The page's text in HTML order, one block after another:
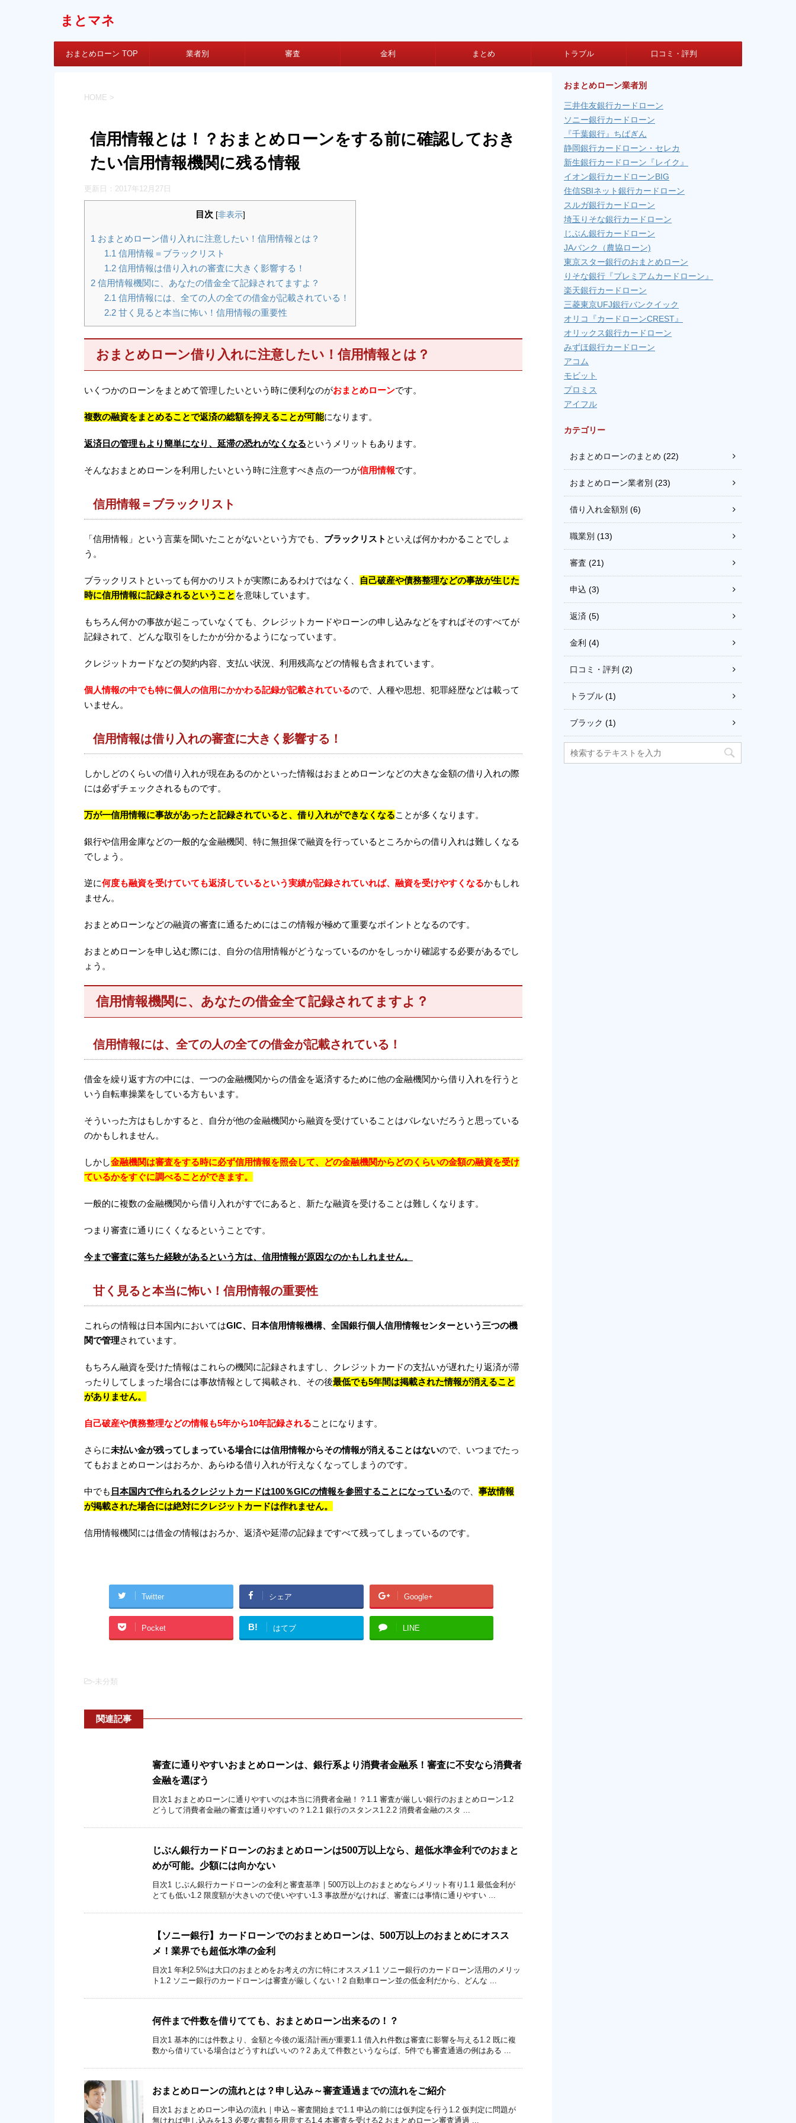
まとマネ
おまとめローン TOP 業者別 審査 金利 まとめ トラブル 口コミ・評判
HOME >
信用情報とは！？おまとめローンをする前に確認しておき
たい信用情報機関に残る情報
更新日： 2017年12月27日
目次 [非表示]
1 おまとめローン借り入れに注意したい！信用情報とは？
1.1 信用情報＝ブラックリスト
1.2信用情報は借り入れの審査に大きく影響する！
2 信用情報機関に、あなたの借金全て記録されてますよ？
2.1 信用情報には、全ての人の全ての借金が記載されている！
2.2甘く見ると本当に怖い！信用情報の重要性
おまとめローン借り入れに注意したい！信用情報とは？
いくつかのローンをまとめて管理したいという時に便利なのがおまとめローンです。
複数の融資をまとめることで返済の総額を抑えることが可能になります。
返済日の管理もより簡単になり、延滞の恐れがなくなるというメリットもあります。
そんなおまとめローンを利用したいという時に注意すべき点の一つが信用情報です。
信用情報＝ブラックリスト
「信用情報」という言葉を聞いたことがないという方でも、 ブラックリスト といえば何かわかることでしょ
う。
ブラックリストといっても何かのリストが実際にあるわけではなく、
自己破産や債務整理などの事故が生じた
時に信用情報に記録されるということ を意味しています。
もちろん何かの事故が起こっていなくても、クレジットカードやローンの申し込みなどをすればそのすべてが
記録されて、どんな取引をしたかが分かるようになっています。
クレジットカードなどの契約内容、支払い状況、利用残高などの情報も含まれています。
個人情報の中でも特に個人の信用にかかわる記録が記載されているので、人種や思想、犯罪経歴などは載って
いません。
信用情報は借り入れの審査に大きく影響する！
しかしどのくらいの借り入れが現在あるのかといった情報はおまとめローンなどの大きな金額の借り入れの際
には必ずチェックされるものです。
万が一信用情報に事故があったと記録されていると、借り入れができなくなることが多くなります。
銀行や信用金庫などの一般的な金融機関、特に無担保で融資を行っているところからの借り入れは難しくなる
でしょう。
逆に何度も融資を受けていても返済しているという実績が記録されていれば、融資を受けやすくなるかもしれ
ません。
おまとめローンなどの融資の審査に通るためにはこの情報が極めて重要なポイントとなるのです。
おまとめローンを申し込む際には、自分の信用情報がどうなっているのかをしっかり確認する必要があるでし
ょう。
信用情報機関に、あなたの借金全て記録されてますよ？
信用情報には、全ての人の全ての借金が記載されている！
借金を繰り返す方の中には、一つの金融機関からの借金を返済するために他の金融機関から借り入れを行うと
いう自転車操業をしている方もいます。
そういった方はもしかすると、自分が他の金融機関から融資を受けていることはバレないだろうと思っている
のかもしれません。
しかし金融機関は審査をする時に必ず信用情報を照会して、どの金融機関からどのくらいの金額の融資を受け
ているかをすぐに調べることができます。
一般的に複数の金融機関から借り入れがすでにあると、新たな融資を受けることは難しくなります。
つまり審査に通りにくくなるということです。
今まで審査に落ちた経験があるという方は、信用情報が原因なのかもしれません。
甘く見ると本当に怖い！信用情報の重要性
これらの情報は日本国内においてはGIC、日本信用情報機構、全国銀行個人信用情報センターという三つの機
関で管理されています。
もちろん融資を受けた情報はこれらの機関に記録されますし、クレジットカードの支払いが遅れたり返済が滞
ったりしてしまった場合には事故情報として掲載され、その後最低でも5年間は掲載された情報が消えること
がありません。
自己破産や債務整理などの情報も5年から10年記録されることになります。
さらに未払い金が残ってしまっている場合には信用情報からその情報が消えることはないので、いつまでたっ
てもおまとめローンはおろか、あらゆる借り入れが行えなくなってしまうのです。
中でも 日本国内で作られるクレジットカードは100％GICの情報を参照することになっているので、 事故情報
が掲載された場合には絶対にクレジットカードは作れません。
信用情報機関には借金の情報はおろか、返済や延滞の記録まですべて残ってしまっているのです。
Twitter シェア Google+
Pocket B! はてブ LINE
-未分類
関連記事
審査に通りやすいおまとめローンは、銀行系より消費者金融系！審査に不安なら消費者
金融を選ぼう
目次1 おまとめローンに通りやすいのは本当に消費者金融！？1.1 審査が厳しい銀行のおまとめローン1.2
どうして消費者金融の審査は通りやすいの？1.2.1 銀行のスタンス1.2.2 消費者金融のスタ ...
じぶん銀行カードローンのおまとめローンは500万以上なら、超低水準金利でのおまと
めが可能。少額には向かない
目次1 じぶん銀行カードローンの金利と審査基準｜500万以上のおまとめならメリット有り1.1 最低金利が
とても低い1.2 限度額が大きいので使いやすい1.3 事故歴がなければ、審査には事情に通りやすい ...
【ソニー銀行】カードローンでのおまとめローンは、500万以上のおまとめにオスス
メ！業界でも超低水準の金利
目次1 年利2.5%は大口のおまとめをお考えの方に特にオススメ1.1 ソニー銀行のカードローン活用のメリッ
ト1.2 ソニー銀行のカードローンは審査が厳しくない！2 自動車ローン並の低金利だから、どんな ...
何件まで件数を借りてても、おまとめローン出来るの！？
目次1 基本的には件数より、金額と今後の返済計画が重要1.1 借入れ件数は審査に影響を与える1.2 既に複
数から借りている場合はどうすればいいの？2 あえて件数というならば、5件でも審査通過の例はある ...
おまとめローンの流れとは？申し込み～審査通過までの流れをご紹介
目次1 おまとめローン申込の流れ｜申込～審査開始まで1.1 申込の前には仮判定を行う1.2 仮判定に問題が
無ければ申し込みを1.3 必要な書類を用意する1.4 本審査を受ける2 おまとめローン審査通過 ...
おまとめローン業者別
三井住友銀行カードローン
ソニー銀行カードローン
『千葉銀行』ちばぎん
静岡銀行カードローン・セレカ
新生銀行カードローン『レイク』
イオン銀行カードローンBIG
住信SBIネット銀行カードローン
スルガ銀行カードローン
埼玉りそな銀行カードローン
じぶん銀行カードローン
JAバンク（農協ローン)
東京スター銀行のおまとめローン
りそな銀行『プレミアムカードローン』
楽天銀行カードローン
三菱東京UFJ銀行バンクイック
オリコ『カードローンCREST』
オリックス銀行カードローン
みずほ銀行カードローン
アコム
モビット
プロミス
アイフル
カテゴリー
おまとめローンのまとめ (22)
おまとめローン業者別 (23)
借り入れ金額別 (6)
職業別 (13)
審査 (21)
申込 (3)
返済 (5)
金利 (4)
口コミ・評判 (2)
トラブル (1)
ブラック (1)